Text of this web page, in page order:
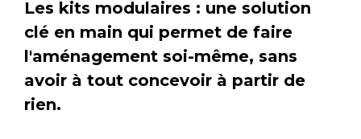
Les kits modulaires : une solution
clé en main qui permet de faire
l'aménagement soi-même, sans
avoir à tout concevoir à partir de
rien.